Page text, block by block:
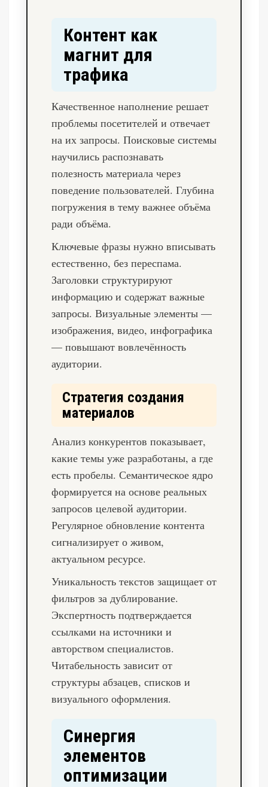
Контент как
магнит для
трафика
Качественное наполнение решает
проблемы посетителей и отвечает
на их запросы. Поисковые системы
научились распознавать
полезность материала через
поведение пользователей. Глубина
погружения в тему важнее объёма
ради объёма.
Ключевые фразы нужно вписывать
естественно, без переспама.
Заголовки структурируют
информацию и содержат важные
запросы. Визуальные элементы —
изображения, видео, инфографика
— повышают вовлечённость
аудитории.
Стратегия создания
материалов
Анализ конкурентов показывает,
какие темы уже разработаны, а где
есть пробелы. Семантическое ядро
формируется на основе реальных
запросов целевой аудитории.
Регулярное обновление контента
сигнализирует о живом,
актуальном ресурсе.
Уникальность текстов защищает от
фильтров за дублирование.
Экспертность подтверждается
ссылками на источники и
авторством специалистов.
Читабельность зависит от
структуры абзацев, списков и
визуального оформления.
Синергия
элементов
оптимизации